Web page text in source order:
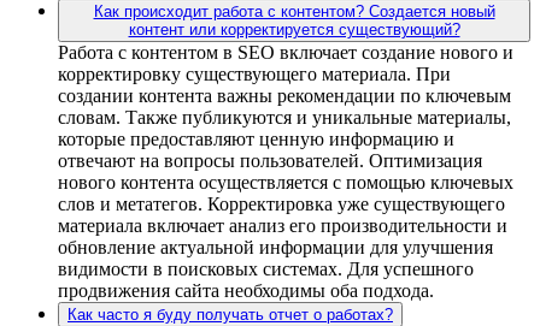
Как происходит работа с контентом? Создается новый
контент или корректируется существующий?
Работа с контентом в SEO включает создание нового и
корректировку существующего материала. При
создании контента важны рекомендации по ключевым
словам. Также публикуются и уникальные материалы,
которые предоставляют ценную информацию и
отвечают на вопросы пользователей. Оптимизация
нового контента осуществляется с помощью ключевых
слов и метатегов. Корректировка уже существующего
материала включает анализ его производительности и
обновление актуальной информации для улучшения
видимости в поисковых системах. Для успешного
продвижения сайта необходимы оба подхода.
Как часто я буду получать отчет о работах?